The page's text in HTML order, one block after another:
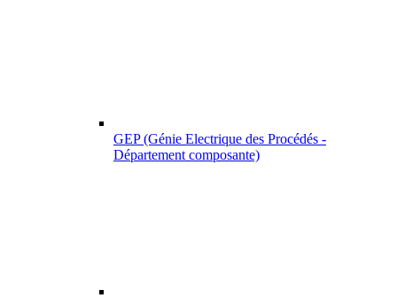
GEP (Génie Electrique des Procédés -
Département composante)